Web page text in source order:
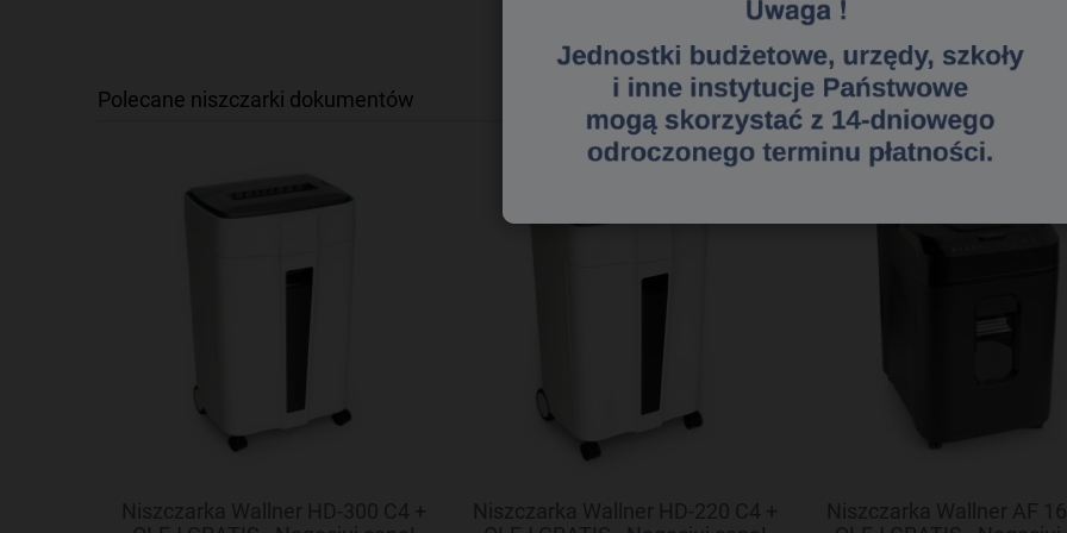
1 2 3
Polecane niszczarki dokumentów
Niszczarka Wallner HD-300 C4 +
Niszczarka Wallner HD-220 C4 +
Niszczarka Wallner AF